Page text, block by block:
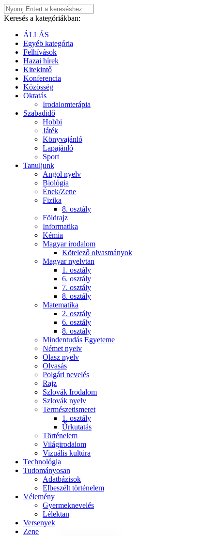
Keresés a kategóriákban:
ÁLLÁS
Egyéb kategória
Felhívások
Hazai hírek
Kitekintő
Konferencia
Közösség
Oktatás
Irodalomterápia
Szabadidő
Hobbi
Játék
Könyvajánló
Lapajánló
Sport
Tanuljunk
Angol nyelv
Biológia
Ének/Zene
Fizika
8. osztály
Földrajz
Informatika
Kémia
Magyar irodalom
Kötelező olvasmányok
Magyar nyelvtan
1. osztály
6. osztály
7. osztály
8. osztály
Matematika
2. osztály
6. osztály
8. osztály
Mindentudás Egyeteme
Német nyelv
Olasz nyelv
Olvasás
Polgári nevelés
Rajz
Szlovák Irodalom
Szlovák nyelv
Természetismeret
1. osztály
Űrkutatás
Történelem
Világirodalom
Vizuális kultúra
Technológia
Tudományosan
Adatbázisok
Elbeszélt történelem
Vélemény
Gyermeknevelés
Lélektan
Versenyek
Zene